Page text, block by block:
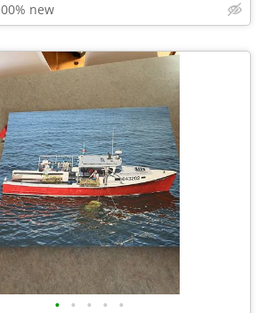
new
• • • • •